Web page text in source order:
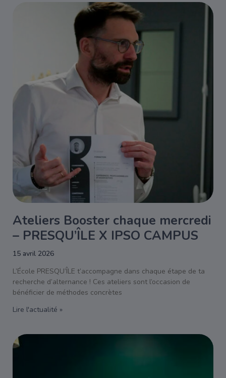
Ateliers Booster chaque mercredi
– PRESQU’ÎLE X IPSO CAMPUS
15 avril 2026
L’École PRESQU’ÎLE t’accompagne dans chaque étape de ta
recherche d’alternance ! Ces ateliers sont l’occasion de
bénéficier de méthodes concrètes
Lire l'actualité »